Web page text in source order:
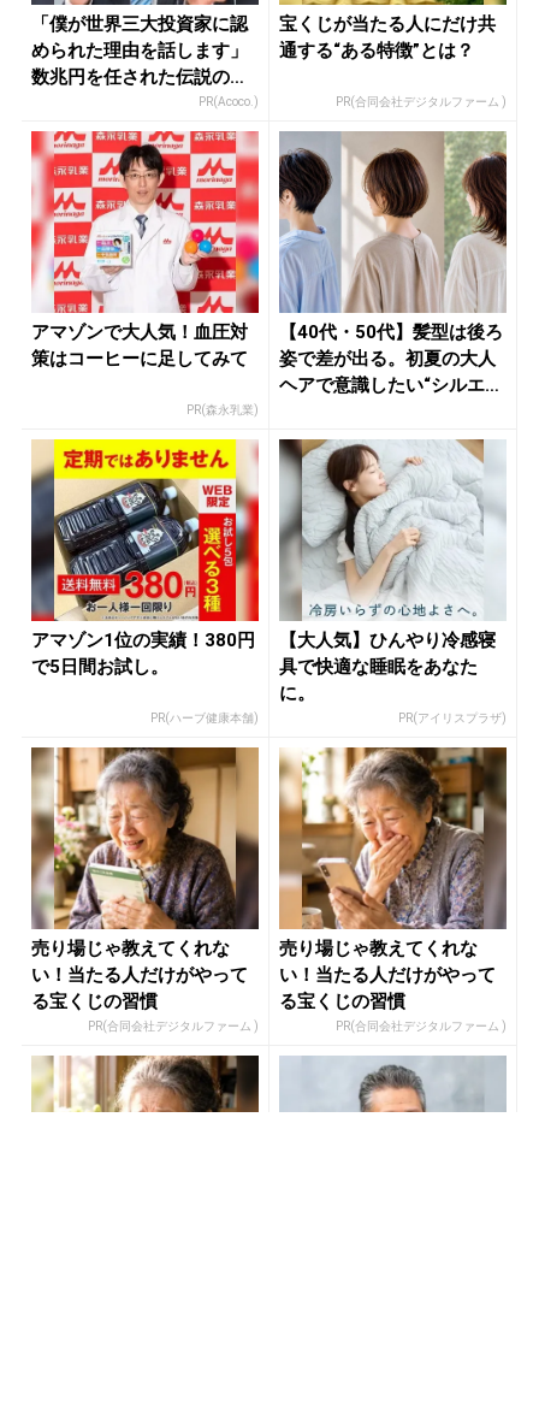
「僕が世界三大投資家に認
められた理由を話します」
数兆円を任された伝説の投
PR(Acoco.)
宝くじが当たる人にだけ共
通する“ある特徴”とは？
PR(合同会社デジタルファーム )
アマゾンで大人気！血圧対
策はコーヒーに足してみて
PR(森永乳業)
【40代・50代】髪型は後ろ
姿で差が出る。初夏の大人
ヘアで意識したい“シルエッ
アマゾン1位の実績！380円
で5日間お試し。
PR(ハーブ健康本舗)
【大人気】ひんやり冷感寝
具で快適な睡眠をあなた
に。
PR(アイリスプラザ)
売り場じゃ教えてくれな
い！当たる人だけがやって
る宝くじの習慣
PR(合同会社デジタルファーム )
売り場じゃ教えてくれな
い！当たる人だけがやって
る宝くじの習慣
PR(合同会社デジタルファーム )